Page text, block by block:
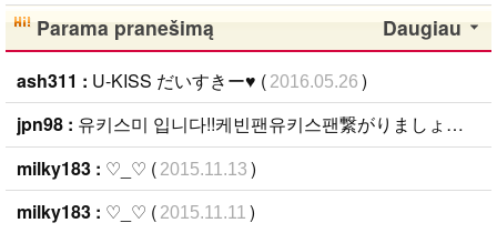
Daugiau
Parama pranešimą
ash311 : U-KISS だいすきー♥ ( 2016.05.26 )
jpn98 : 유키스미 입니다!!케빈팬유키스팬繋がりましょう！ (
milky183 : ♡_♡ ( 2015.11.13 )
milky183 : ♡_♡ ( 2015.11.11 )